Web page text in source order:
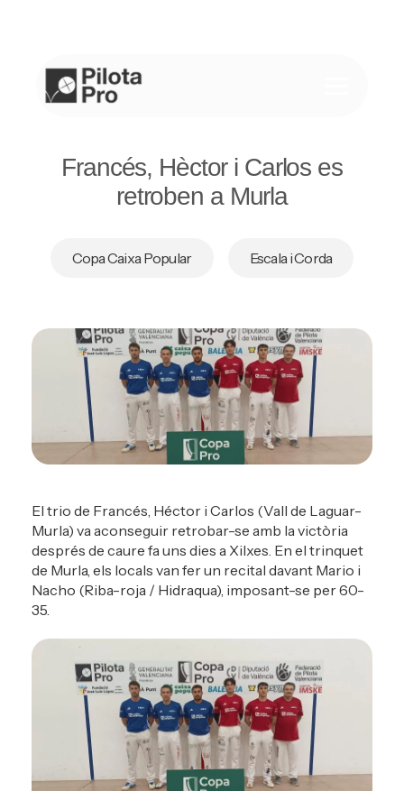
contenido
Francés, Hèctor i Carlos es
retroben a Murla
Copa Caixa Popular Escala i Corda
El trio de Francés, Héctor i Carlos (Vall de Laguar-
Murla) va aconseguir retrobar-se amb la victòria
després de caure fa uns dies a Xilxes. En el trinquet
de Murla, els locals van fer un recital davant Mario i
Nacho (Riba-roja / Hidraqua), imposant-se per 60-
35.